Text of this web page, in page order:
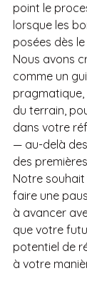
point le
lorsque les
posées dès
Nous avons
comme un
pragmatique,
du terrain,
dans votre
— au-delà
des
Notre souhait
faire une
à avancer
que votre
potentiel de
à votre